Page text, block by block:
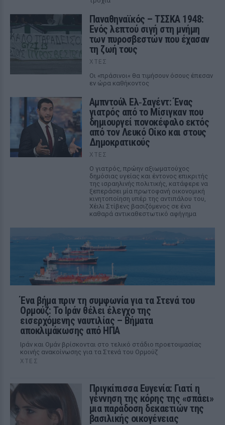
Παναθηναϊκός – ΤΣΣΚΑ 1948:
Ενός λεπτού σιγή στη μνήμη
των πυροσβεστών που έχασαν
τη ζωή τους
ΧΤΕΣ
Οι «πράσινοι« θα τιμήσουν όσους έπεσαν
εν ώρα καθήκοντος
Αμπντούλ Ελ‑Σαγέντ: Ένας
γιατρός από το Μίσιγκαν που
δημιουργεί πονοκέφαλο εκτός
από τον Λευκό Οίκο και στους
Δημοκρατικούς
ΧΤΕΣ
Ο γιατρός, πρώην αξιωματούχος
δημόσιας υγείας και έντονος επικριτής
της ισραηλινής πολιτικής, κατάφερε να
ξεπεράσει μία πρωτοφανή οικονομική
κινητοποίηση υπέρ της αντιπάλου του,
Χέιλι Στίβενς βασιζόμενος σε ένα
καθαρά αντικαθεστωτικό αφήγημα
Ένα βήμα πριν τη συμφωνία για τα Στενά του
Ορμούζ: Το Ιράν θέλει έλεγχο της
εισερχόμενης ναυτιλίας – Βήματα
αποκλιμάκωσης από ΗΠΑ
Ιράν και Ομάν βρίσκονται στο τελικό στάδιο προετοιμασίας
κοινής ανακοίνωσης για τα Στενά του Ορμούζ
ΧΤΕΣ
Πριγκίπισσα Ευγενία: Γιατί η
γέννηση της κόρης της «σπάει»
μια παράδοση δεκαετιών της
βασιλικής οικογένειας